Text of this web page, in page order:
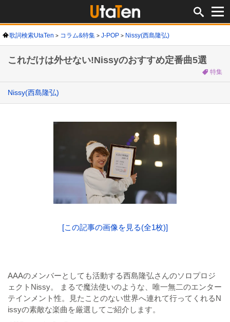
歌詞検索UtaTen コラム&特集 J-POP Nissy(西島隆弘)
これだけは外せない!Nissyのおすすめ定番曲5選
特集
Nissy(西島隆弘)
[この記事の画像を見る(全1枚)]
AAAのメンバーとしても活動する西島隆弘さんのソロプロジ
ェクトNissy。 まるで魔法使いのような、唯一無二のエンター
テインメント性。見たことのない世界へ連れて行ってくれるN
issyの素敵な楽曲を厳選してご紹介します。